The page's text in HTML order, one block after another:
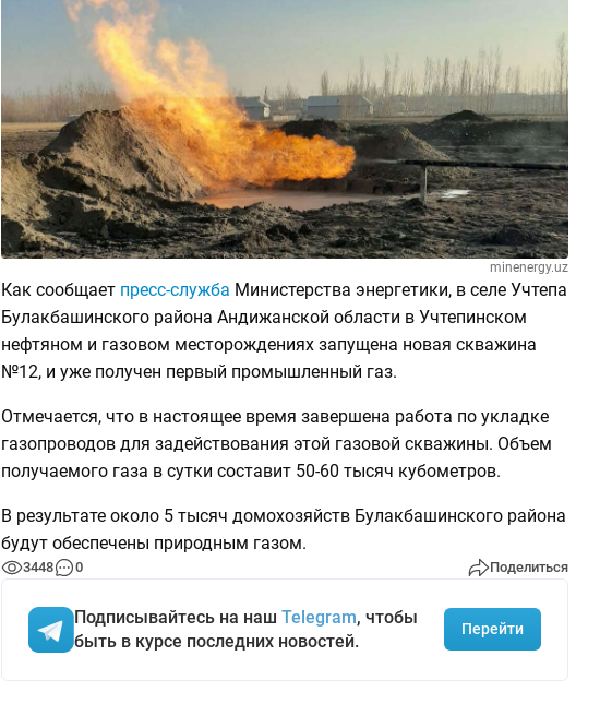
minenergy.uz
Как сообщает пресс-служба Министерства энергетики, в селе Учтепа
Булакбашинского района Андижанской области в Учтепинском
нефтяном и газовом месторождениях запущена новая скважина
№12, и уже получен первый промышленный газ.
Отмечается, что в настоящее время завершена работа по укладке
газопроводов для задействования этой газовой скважины. Объем
получаемого газа в сутки составит 50-60 тысяч кубометров.
В результате около 5 тысяч домохозяйств Булакбашинского района
будут обеспечены природным газом.
3448 0 Поделиться
Подписывайтесь на наш Telegram, чтобы
быть в курсе последних новостей.
Перейти